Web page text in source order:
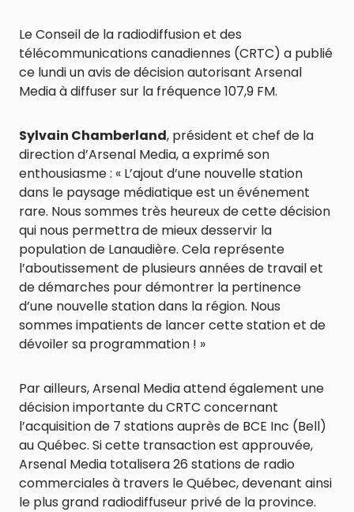
Le Conseil de la radiodiffusion et des
télécommunications canadiennes (CRTC) a publié
ce lundi un avis de décision autorisant Arsenal
Media à diffuser sur la fréquence 107,9 FM.
Sylvain Chamberland, président et chef de la
direction d’Arsenal Media, a exprimé son
enthousiasme : « L’ajout d’une nouvelle station
dans le paysage médiatique est un événement
rare. Nous sommes très heureux de cette décision
qui nous permettra de mieux desservir la
population de Lanaudière. Cela représente
l’aboutissement de plusieurs années de travail et
de démarches pour démontrer la pertinence
d’une nouvelle station dans la région. Nous
sommes impatients de lancer cette station et de
dévoiler sa programmation ! »
Par ailleurs, Arsenal Media attend également une
décision importante du CRTC concernant
l’acquisition de 7 stations auprès de BCE Inc (Bell)
au Québec. Si cette transaction est approuvée,
Arsenal Media totalisera 26 stations de radio
commerciales à travers le Québec, devenant ainsi
le plus grand radiodiffuseur privé de la province.